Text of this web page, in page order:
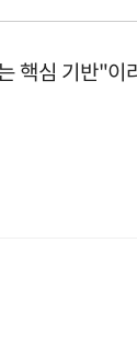
핵심 기반"